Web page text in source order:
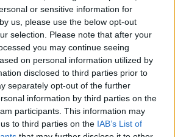
or sensitive information for
us, please use the below opt-out
selection. Please note that after your
you may continue seeing
on personal information utilized by
disclosed to third parties prior to
separately opt-out of the further
information by third parties on the
participants. This information may
to third parties on the IAB’s List of
Mayo del 2010
mejor yo tb me animo de que las vea, me
cada lado, por lo menos hasta q